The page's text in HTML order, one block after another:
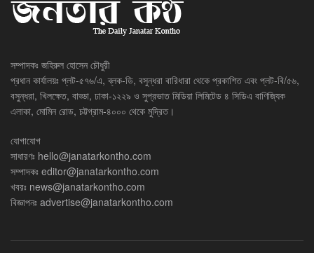
সম্পাদকঃ জহিরুল হোসেন চৌধুরী
প্রধান কার্যালয়ঃ প্লট-৫৭৬/এ, ব্লক-ডি, বসুন্ধরা বারিধারা থেকে প্রকাশিত এবং প্লট-বি/৫৬,
বসুন্ধরা, খিলক্ষেত, বাড্ডা, ঢাকা-১২২৯ ও সুপ্রভাত মিডিয়া লিমিটেড ৪ সিডিএ বাণিজ্যিক
এলাকা, মোমিন রোড, চট্টগ্রাম-৪০০০ থেকে মুদ্রিত।
যোগাযোগ
সাধারণঃ hello@janatarkontho.com
সম্পাদকঃ editor@janatarkontho.com
খবরঃ news@janatarkontho.com
বিজ্ঞাপনঃ advertise@janatarkontho.com